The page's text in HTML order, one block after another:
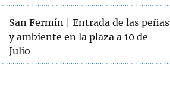
San Fermín | Entrada de las peñas
y ambiente en la plaza a 10 de
Julio